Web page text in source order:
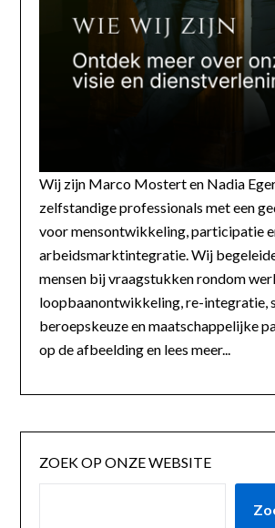
Wij zijn Marco Mostert en Nadia
zelfstandige professionals met een
voor mensontwikkeling, participatie
arbeidsmarktintegratie. Wij
mensen bij vraagstukken rondom
loopbaanontwikkeling, re-integratie,
beroepskeuze en maatschappelijke
op de afbeelding en lees meer...
ZOEK OP ONZE WEBSITE